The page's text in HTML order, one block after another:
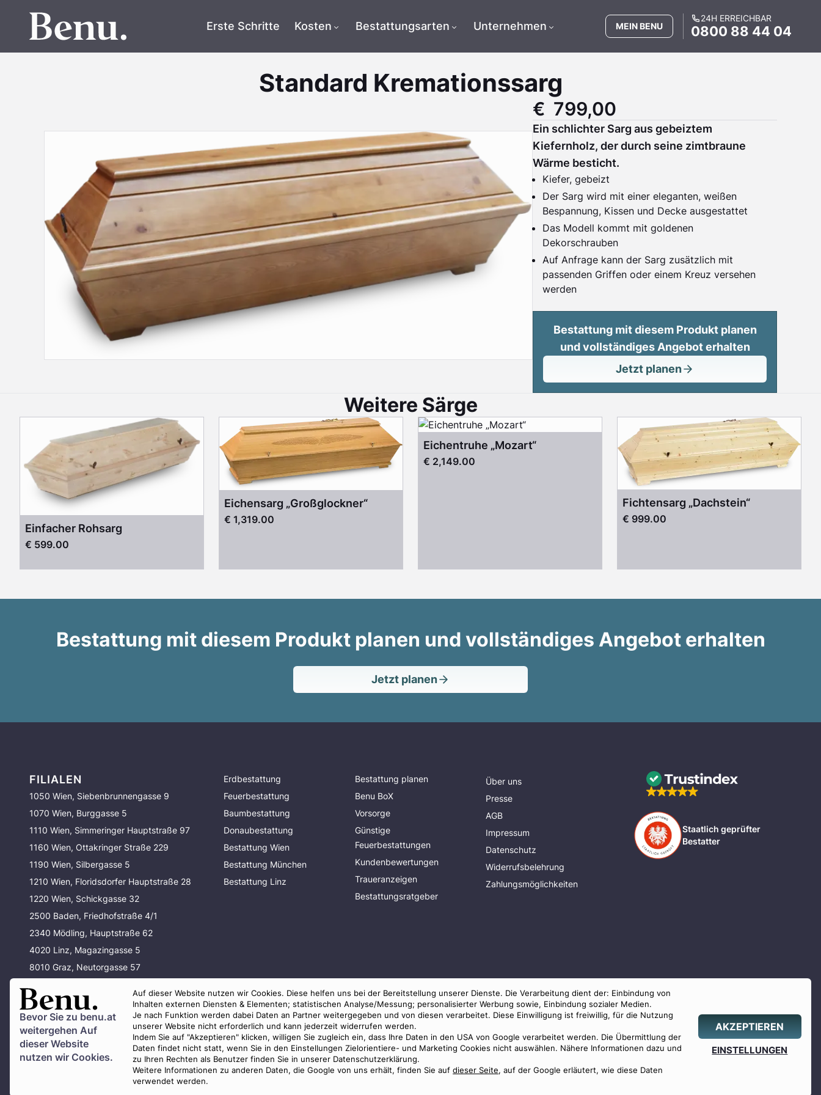
Bevor Sie zu benu.at
weitergehen Auf
dieser Website
nutzen wir Cookies.
Auf dieser Website nutzen wir Cookies. Diese helfen uns bei der Bereitstellung unserer Dienste. Die Verarbeitung dient der: Einbindung von
Inhalten externen Diensten & Elementen; statistischen Analyse/Messung; personalisierter Werbung sowie, Einbindung sozialer Medien.
Je nach Funktion werden dabei Daten an Partner weitergegeben und von diesen verarbeitet. Diese Einwilligung ist freiwillig, für die Nutzung
unserer Website nicht erforderlich und kann jederzeit widerrufen werden.
Indem Sie auf "Akzeptieren" klicken, willigen Sie zugleich ein, dass Ihre Daten in den USA von Google verarbeitet werden. Die Übermittlung der
Daten findet nicht statt, wenn Sie in den Einstellungen Zielorientiere- und Marketing Cookies nicht auswählen. Nähere Informationen dazu und
zu Ihren Rechten als Benutzer finden Sie in unserer Datenschutzerklärung.
Weitere Informationen zu anderen Daten, die Google von uns erhält, finden Sie auf dieser Seite, auf der Google erläutert, wie diese Daten
verwendet werden.
AKZEPTIEREN
EINSTELLUNGEN
Erste Schritte Kosten Bestattungsarten Unternehmen MEIN BENU
24H ERREICHBAR
0800 88 44 04
Standard Kremationssarg
€ 799,00
Ein schlichter Sarg aus gebeiztem
Kiefernholz, der durch seine zimtbraune
Wärme besticht.
Kiefer, gebeizt
Der Sarg wird mit einer eleganten, weißen
Bespannung, Kissen und Decke ausgestattet
Das Modell kommt mit goldenen
Dekorschrauben
Auf Anfrage kann der Sarg zusätzlich mit
passenden Griffen oder einem Kreuz versehen
werden
Bestattung mit diesem Produkt planen
und vollständiges Angebot erhalten
Jetzt planen
Weitere Särge
Einfacher Rohsarg
€ 599.00
Eichensarg „Großglockner“
€ 1,319.00
Eichentruhe „Mozart“
€ 2,149.00
Fichtensarg „Dachstein“
€ 999.00
Bestattung mit diesem Produkt planen und vollständiges Angebot erhalten
Jetzt planen
FILIALEN
1050 Wien, Siebenbrunnengasse 9
1070 Wien, Burggasse 5
1110 Wien, Simmeringer Hauptstraße 97
1160 Wien, Ottakringer Straße 229
1190 Wien, Silbergasse 5
1210 Wien, Floridsdorfer Hauptstraße 28
1220 Wien, Schickgasse 32
2500 Baden, Friedhofstraße 4/1
2340 Mödling, Hauptstraße 62
4020 Linz, Magazingasse 5
8010 Graz, Neutorgasse 57
80637 München, Baldurstraße 29
Erdbestattung
Feuerbestattung
Baumbestattung
Donaubestattung
Bestattung Wien
Bestattung München
Bestattung Linz
Bestattung planen
Benu BoX
Vorsorge
Günstige
Feuerbestattungen
Kundenbewertungen
Traueranzeigen
Bestattungsratgeber
Über uns
Presse
AGB
Impressum
Datenschutz
Widerrufsbelehrung
Zahlungsmöglichkeiten
Staatlich geprüfter
Bestatter
© 2026 Benu GmbH. Alle Rechte vorbehalten.